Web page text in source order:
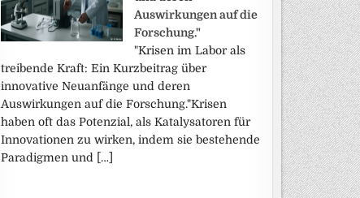
Auswirkungen auf die
Forschung."
"Krisen im Labor als
treibende Kraft: Ein Kurzbeitrag über
innovative Neuanfänge und deren
Auswirkungen auf die Forschung."Krisen
haben oft das Potenzial, als Katalysatoren für
Innovationen zu wirken, indem sie bestehende
Paradigmen und […]